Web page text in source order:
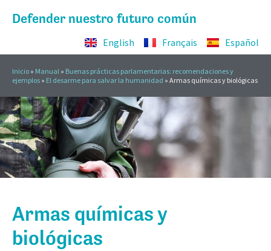
Defender nuestro futuro común
English Français Español
Inicio » Manual » Buenas prácticas parlamentarias: recomendaciones y
ejemplos » El desarme para salvar la humanidad » Armas químicas y biológicas
Armas químicas y
biológicas